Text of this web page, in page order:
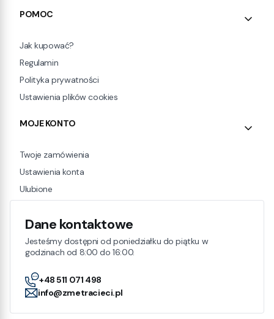
Dane kontaktowe
Jesteśmy dostępni od poniedziałku do piątku w
godzinach od 8:00 do 16:00.
+48 511 071 498
info@zmetracieci.pl
POMOC
Jak kupować?
Regulamin
Polityka prywatności
Ustawienia plików cookies
MOJE KONTO
Twoje zamówienia
Ustawienia konta
Ulubione